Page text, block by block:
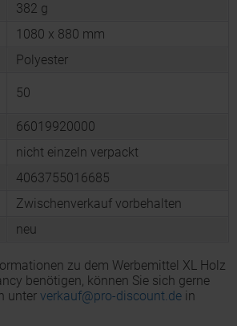
382 g
1080 x 880 mm
Polyester
50
66019920000
nicht einzeln verpackt
4063755016685
Zwischenverkauf vorbehalten
neu
zu dem Werbemittel XL Holz
benötigen, können Sie sich gerne
unter verkauf@pro-discount.de in